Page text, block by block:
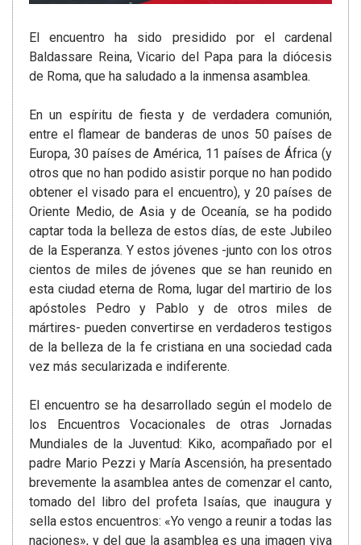
El encuentro ha sido presidido por el cardenal
Baldassare Reina, Vicario del Papa para la diócesis
de Roma, que ha saludado a la inmensa asamblea.
En un espíritu de fiesta y de verdadera comunión,
entre el flamear de banderas de unos 50 países de
Europa, 30 países de América, 11 países de África (y
otros que no han podido asistir porque no han podido
obtener el visado para el encuentro), y 20 países de
Oriente Medio, de Asia y de Oceanía, se ha podido
captar toda la belleza de estos días, de este Jubileo
de la Esperanza. Y estos jóvenes -junto con los otros
cientos de miles de jóvenes que se han reunido en
esta ciudad eterna de Roma, lugar del martirio de los
apóstoles Pedro y Pablo y de otros miles de
mártires- pueden convertirse en verdaderos testigos
de la belleza de la fe cristiana en una sociedad cada
vez más secularizada e indiferente.
El encuentro se ha desarrollado según el modelo de
los Encuentros Vocacionales de otras Jornadas
Mundiales de la Juventud: Kiko, acompañado por el
padre Mario Pezzi y María Ascensión, ha presentado
brevemente la asamblea antes de comenzar el canto,
tomado del libro del profeta Isaías, que inaugura y
sella estos encuentros: «Yo vengo a reunir a todas las
naciones», y del que la asamblea es una imagen viva